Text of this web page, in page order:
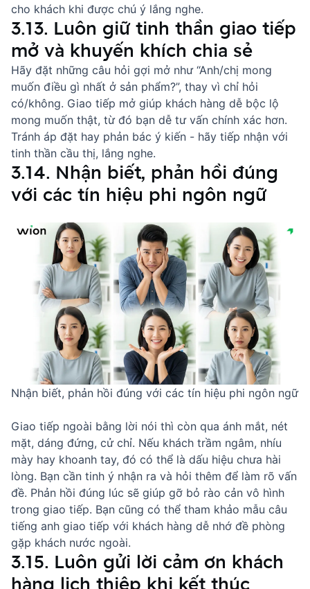
cho khách khi được chú ý lắng nghe.
3.13. Luôn giữ tinh thần giao tiếp
mở và khuyến khích chia sẻ
Hãy đặt những câu hỏi gợi mở như “Anh/chị mong
muốn điều gì nhất ở sản phẩm?”, thay vì chỉ hỏi
có/không. Giao tiếp mở giúp khách hàng dễ bộc lộ
mong muốn thật, từ đó bạn dễ tư vấn chính xác hơn.
Tránh áp đặt hay phản bác ý kiến - hãy tiếp nhận với
tinh thần cầu thị, lắng nghe.
3.14. Nhận biết, phản hồi đúng
với các tín hiệu phi ngôn ngữ
Nhận biết, phản hồi đúng với các tín hiệu phi ngôn ngữ
Giao tiếp ngoài bằng lời nói thì còn qua ánh mắt, nét
mặt, dáng đứng, cử chỉ. Nếu khách trầm ngâm, nhíu
mày hay khoanh tay, đó có thể là dấu hiệu chưa hài
lòng. Bạn cần tinh ý nhận ra và hỏi thêm để làm rõ vấn
đề. Phản hồi đúng lúc sẽ giúp gỡ bỏ rào cản vô hình
trong giao tiếp. Bạn cũng có thể tham khảo mẫu câu
tiếng anh giao tiếp với khách hàng dễ nhớ đề phòng
gặp khách nước ngoài.
3.15. Luôn gửi lời cảm ơn khách
hàng lịch thiệp khi kết thúc